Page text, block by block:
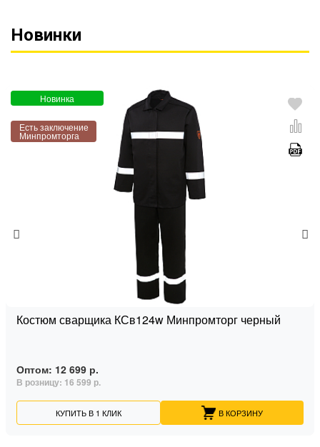
Новинки
Новинка
Есть заключение
Минпромторга
Костюм сварщика КСв124w Минпромторг черный
Оптом: 12 699 р.
В розницу: 16 599 р.
КУПИТЬ В 1 КЛИК В КОРЗИНУ